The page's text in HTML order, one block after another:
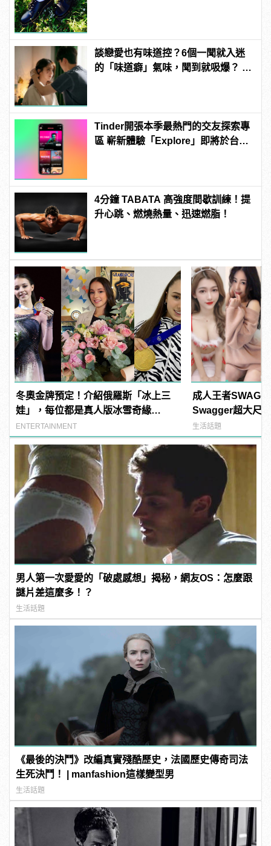
談戀愛也有味道控？6個一聞就入迷
的「味道癖」氣味，聞到就吸爆？ |
Tinder開張本季最熱門的交友探索專
區 嶄新體驗「Explore」即將於台灣
4分鐘 TABATA 高強度間歇訓練！提
升心跳、燃燒熱量、迅速燃脂！
冬奧金牌預定！介紹俄羅斯「冰上三
娃」，每位都是真人版冰雪奇緣
Elsa！ | manfashion這樣變型男
ENTERTAINMENT
成人王者SWAG
Swagger超大尺
紅海鮮通通有，
結！ |
生活話題
男人第一次愛愛的「破處感想」揭秘，網友OS：怎麼跟
謎片差這麼多！？
生活話題
《最後的決鬥》改編真實殘酷歷史，法國歷史傳奇司法
生死決鬥！ | manfashion這樣變型男
生活話題